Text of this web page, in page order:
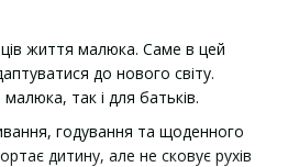
життя малюка. Саме в цей
до нового світу.
так і для батьків.
годування та щоденного
дитину, але не сковує рухів